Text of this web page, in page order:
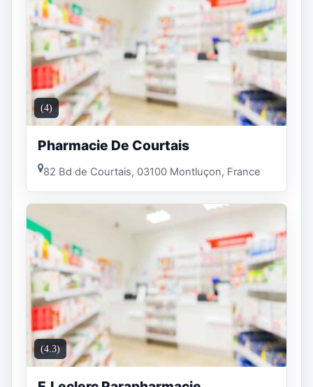
(4)
Pharmacie De Courtais
82 Bd de Courtais, 03100 Montluçon, France
(4.3)